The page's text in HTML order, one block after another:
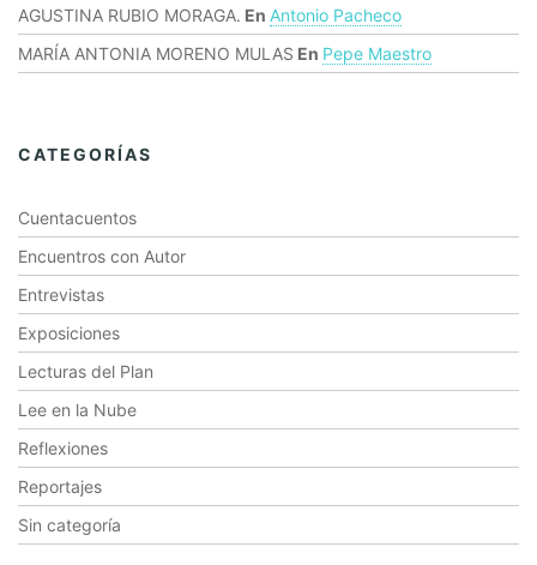
AGUSTINA RUBIO MORAGA. En Antonio Pacheco
MARÍA ANTONIA MORENO MULAS En Pepe Maestro
CATEGORÍAS
Cuentacuentos
Encuentros con Autor
Entrevistas
Exposiciones
Lecturas del Plan
Lee en la Nube
Reflexiones
Reportajes
Sin categoría